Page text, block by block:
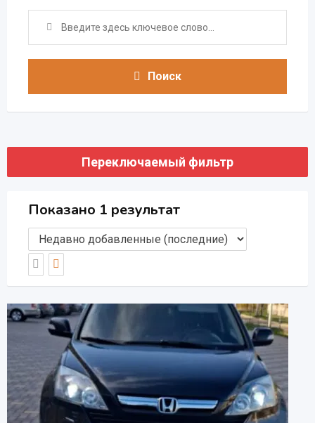
Поиск
Переключаемый фильтр
Показано 1 результат